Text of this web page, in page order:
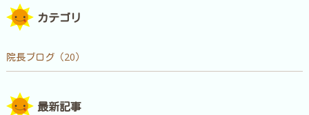
カテゴリ
院長ブログ（20）
最新記事